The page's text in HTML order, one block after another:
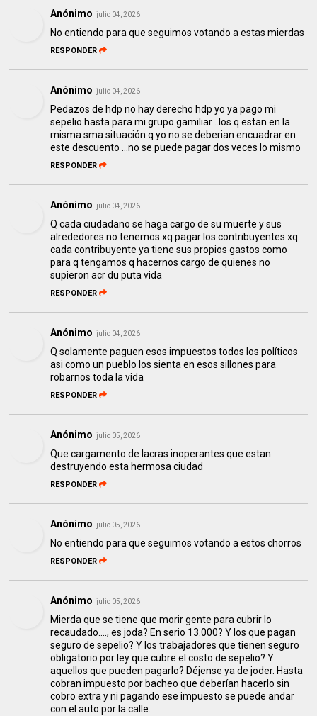
Anónimo julio 04, 2026
No entiendo para que seguimos votando a estas mierdas
RESPONDER
Anónimo julio 04, 2026
Pedazos de hdp no hay derecho hdp yo ya pago mi
sepelio hasta para mi grupo gamiliar ..los q estan en la
misma sma situación q yo no se deberian encuadrar en
este descuento ...no se puede pagar dos veces lo mismo
RESPONDER
Anónimo julio 04, 2026
Q cada ciudadano se haga cargo de su muerte y sus
alrededores no tenemos xq pagar los contribuyentes xq
cada contribuyente ya tiene sus propios gastos como
para q tengamos q hacernos cargo de quienes no
supieron acr du puta vida
RESPONDER
Anónimo julio 04, 2026
Q solamente paguen esos impuestos todos los políticos
asi como un pueblo los sienta en esos sillones para
robarnos toda la vida
RESPONDER
Anónimo julio 05, 2026
Que cargamento de lacras inoperantes que estan
destruyendo esta hermosa ciudad
RESPONDER
Anónimo julio 05, 2026
No entiendo para que seguimos votando a estos chorros
RESPONDER
Anónimo julio 05, 2026
Mierda que se tiene que morir gente para cubrir lo
recaudado...., es joda? En serio 13.000? Y los que pagan
seguro de sepelio? Y los trabajadores que tienen seguro
obligatorio por ley que cubre el costo de sepelio? Y
aquellos que pueden pagarlo? Déjense ya de joder. Hasta
cobran impuesto por bacheo que deberían hacerlo sin
cobro extra y ni pagando ese impuesto se puede andar
con el auto por la calle.